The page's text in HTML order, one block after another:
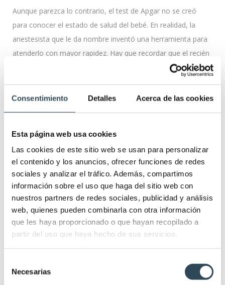
Consentimiento Detalles Acerca de las cookies
Esta página web usa cookies
Las cookies de este sitio web se usan para personalizar
el contenido y los anuncios, ofrecer funciones de redes
sociales y analizar el tráfico. Además, compartimos
información sobre el uso que haga del sitio web con
nuestros partners de redes sociales, publicidad y análisis
web, quienes pueden combinarla con otra información
que les haya proporcionado o que hayan recopilado a
partir del uso que haya hecho de sus servicios.
Necesarias
Aunque parezca lo contrario, el test de Apgar no se creó
para conocer el estado de salud del bebé. En realidad, la
anestesista que le da nombre inventó una herramienta para
atenderlo con mayor rapidez. Hay que recordar que el recién
nacido se enfrenta por primera vez a un ambiente fuera del
Es conveniente indicar que la puntuación es orientativa y de
enorme utilidad para elpersonal médico. El tratamiento
mayoría de bebés supera la prueba con normalidad. La
estadística confirma que:
La mayoría de bebés alcanza una puntuación de 9 un
minuto después de su nacimiento. El motivo por el que no
llegan a 10 suele ser el color azulado de sus
extremidades.
Los bebés que logran menos de 7 puntos suelen alcanzar